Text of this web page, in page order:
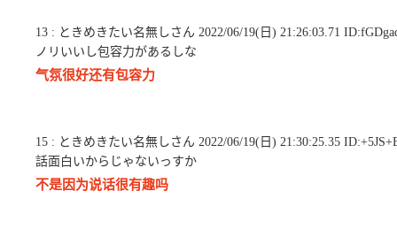
13 : ときめきたい名無しさん 2022/06/19(日) 21:26:03.71
ノリいいし包容力があるしな
气氛很好还有包容力
15 : ときめきたい名無しさん 2022/06/19(日) 21:30:25.35
話面白いからじゃないっすか
不是因为说话很有趣吗